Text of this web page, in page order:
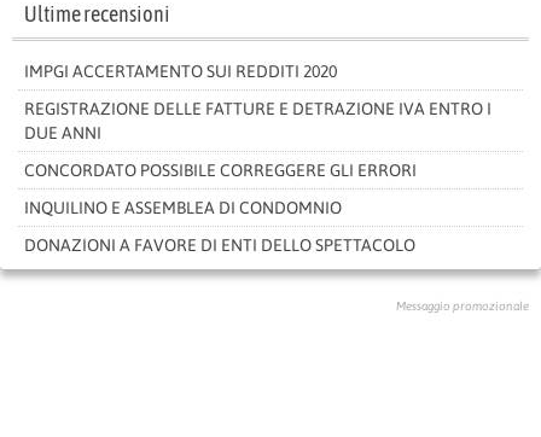
Ultime recensioni
IMPGI ACCERTAMENTO SUI REDDITI 2020
REGISTRAZIONE DELLE FATTURE E DETRAZIONE IVA ENTRO I
DUE ANNI
CONCORDATO POSSIBILE CORREGGERE GLI ERRORI
INQUILINO E ASSEMBLEA DI CONDOMNIO
DONAZIONI A FAVORE DI ENTI DELLO SPETTACOLO
Messaggio promozionale